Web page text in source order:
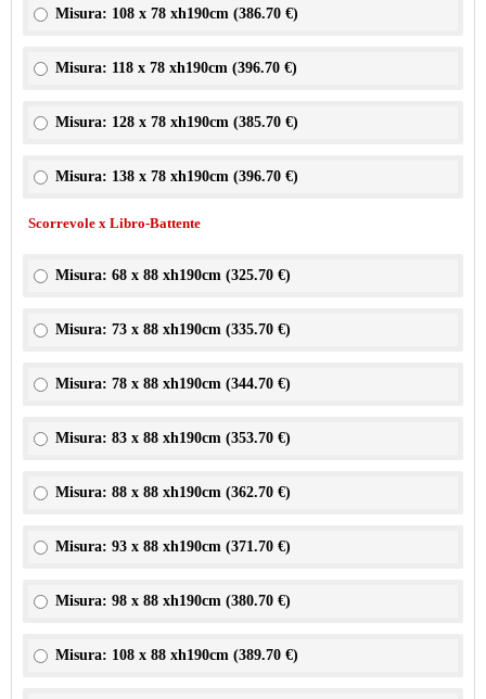
Misura: 108 x 78 xh190cm (386.70 €)
Misura: 118 x 78 xh190cm (396.70 €)
Misura: 128 x 78 xh190cm (385.70 €)
Misura: 138 x 78 xh190cm (396.70 €)
Scorrevole x Libro-Battente
Misura: 68 x 88 xh190cm (325.70 €)
Misura: 73 x 88 xh190cm (335.70 €)
Misura: 78 x 88 xh190cm (344.70 €)
Misura: 83 x 88 xh190cm (353.70 €)
Misura: 88 x 88 xh190cm (362.70 €)
Misura: 93 x 88 xh190cm (371.70 €)
Misura: 98 x 88 xh190cm (380.70 €)
Misura: 108 x 88 xh190cm (389.70 €)